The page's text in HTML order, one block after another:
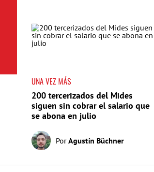
UNA VEZ MÁS
200 tercerizados del Mides
siguen sin cobrar el salario que
se abona en julio
PorAgustín Büchner